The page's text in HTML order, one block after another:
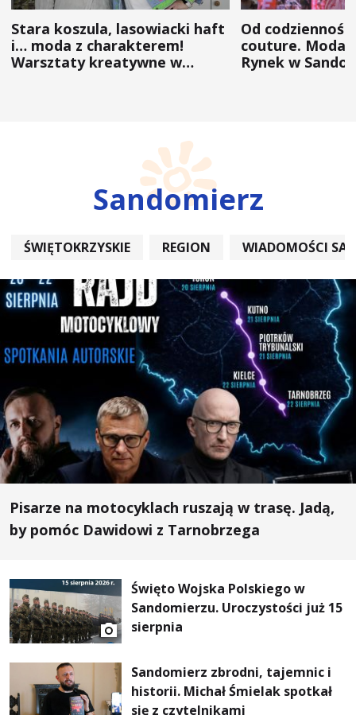
Stara koszula, lasowiacki haft
i… moda z charakterem!
Warsztaty kreatywne w
Od
couture. Moda
Rynek w
Sandomierz
ŚWIĘTOKRZYSKIE REGION WIADOMOŚCI
Pisarze na motocyklach ruszają w trasę. Jadą,
by pomóc Dawidowi z Tarnobrzega
Święto Wojska Polskiego w
Sandomierzu. Uroczystości już 15
sierpnia
Sandomierz zbrodni, tajemnic i
historii. Michał Śmielak spotkał
się z czytelnikami